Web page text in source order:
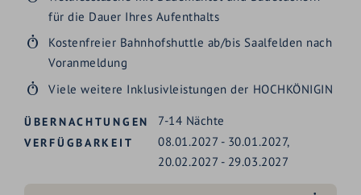
für die Dauer Ihres Aufenthalts
Kostenfreier Bahnhofshuttle ab/bis Saalfelden nach
Voranmeldung
Viele weitere Inklusivleistungen der HOCHKÖNIGIN
ÜBERNACHTUNGEN 7-14 Nächte
VERFÜGBARKEIT 08.01.2027 - 30.01.2027,
20.02.2027 - 29.03.2027